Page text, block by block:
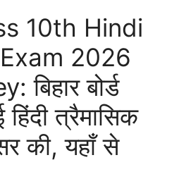
10th Hindi
2026
बिहार बोर्ड
त्रैमासिक
की, यहाँ से